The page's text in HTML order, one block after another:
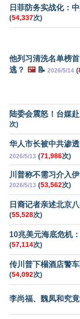
日菲防务实战化：
(54,337次)
他列习清洗名单榜
逃？ 🖼️📝 2026/5/14 (
陆委会震怒！台媒
次)
华人市长被中共渗
2026/5/13 (71,986次)
川普称不需习介入
2026/5/13 (53,562次)
日裔记者亲述北京
(55,528次)
10兆美元海底危机
(57,114次)
传川普下榻酒店警
(54,092次)
李尚福、魏凤和究